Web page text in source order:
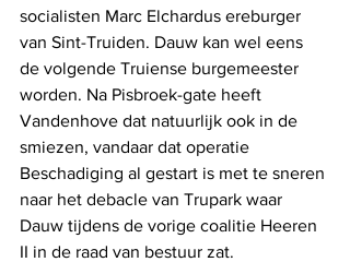
socialisten Marc Elchardus ereburger
van Sint-Truiden. Dauw kan wel eens
de volgende Truiense burgemeester
worden. Na Pisbroek-gate heeft
Vandenhove dat natuurlijk ook in de
smiezen, vandaar dat operatie
Beschadiging al gestart is met te sneren
naar het debacle van Trupark waar
Dauw tijdens de vorige coalitie Heeren
II in de raad van bestuur zat.